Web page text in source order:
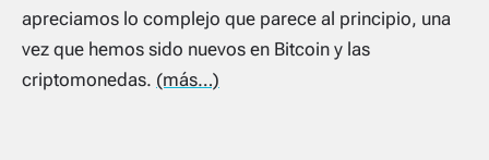
apreciamos lo complejo que parece al principio, una
vez que hemos sido nuevos en Bitcoin y las
criptomonedas. (más…)